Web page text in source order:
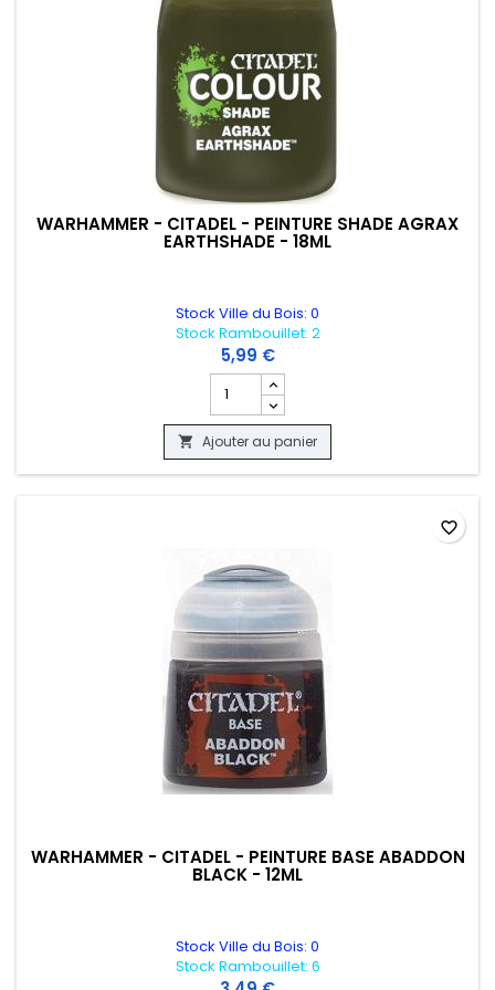
WARHAMMER - CITADEL - PEINTURE SHADE AGRAX
EARTHSHADE - 18ML
Stock Ville du Bois: 0
Stock Rambouillet: 2
5,99 €
Champ quantité du produit WARHAMMER
 Ajouter au panier
WARHAMMER - CITADEL - PEINTURE BASE ABADDON
BLACK - 12ML
Stock Ville du Bois: 0
Stock Rambouillet: 6
favorite_border